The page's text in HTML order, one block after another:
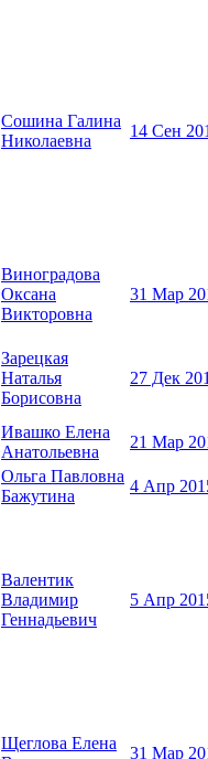
Сошина Галина
Николаевна
14 Сен
Виноградова
Оксана
Викторовна
31 Мар
Зарецкая
Наталья
Борисовна
27 Дек
Ивашко Елена
Анатольевна
21 Мар
Ольга Павловна
Бажутина
4 Апр
Валентик
Владимир
Геннадьевич
5 Апр
Щеглова Елена
31 Мар